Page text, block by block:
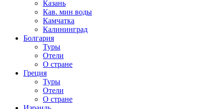
Казань
Кав. мин воды
Камчатка
Калининград
Болгария
Туры
Отели
О стране
Греция
Туры
Отели
О стране